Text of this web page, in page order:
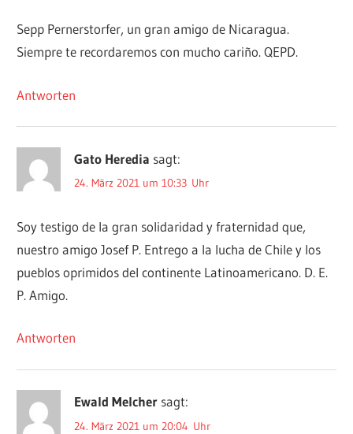
Sepp Pernerstorfer, un gran amigo de Nicaragua.
Siempre te recordaremos con mucho cariño. QEPD.
Antworten
Gato Heredia sagt:
24. März 2021 um 10:33 Uhr
Soy testigo de la gran solidaridad y fraternidad que,
nuestro amigo Josef P. Entrego a la lucha de Chile y los
pueblos oprimidos del continente Latinoamericano. D. E.
P. Amigo.
Antworten
Ewald Melcher sagt:
24. März 2021 um 20:04 Uhr